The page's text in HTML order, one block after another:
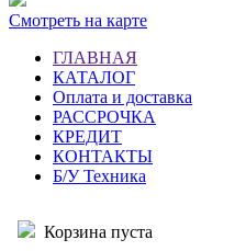
Смотреть на карте
ГЛАВНАЯ
КАТАЛОГ
Оплата и доставка
РАССРОЧКА
КРЕДИТ
КОНТАКТЫ
Б/У Техника
Корзина пуста